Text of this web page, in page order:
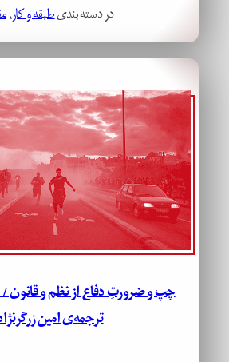
در دسته بندیطبقه و کار,
چپ و ضرورتِ دفاع از نظم و قانون
ترجمه‌ی امین